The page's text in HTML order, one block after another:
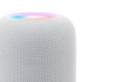
步
了
解
HomePod<